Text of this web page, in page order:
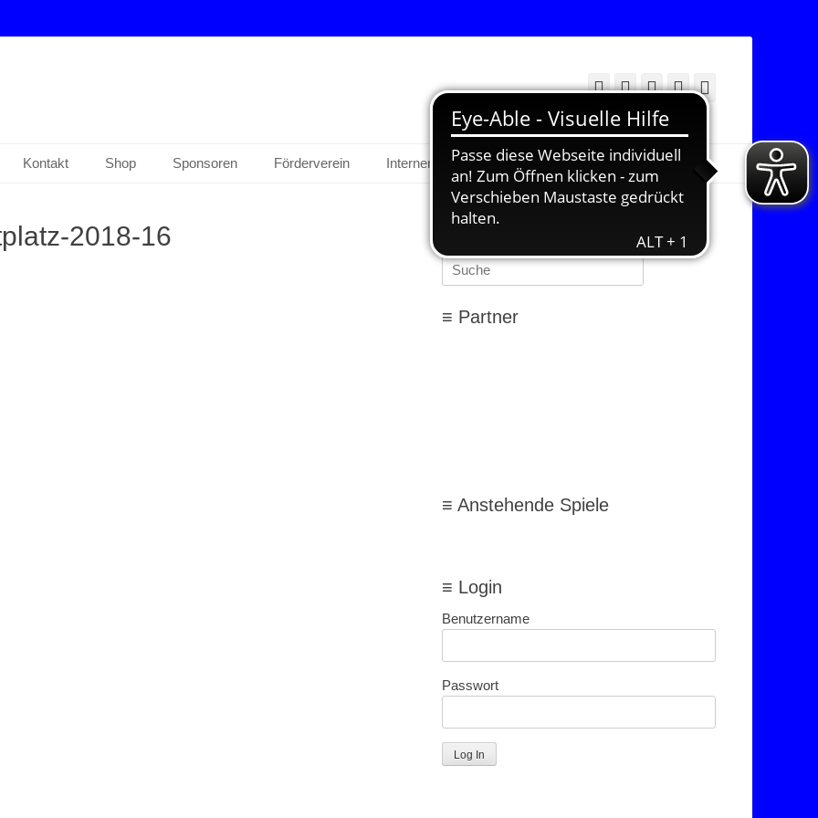
e. V. Facebook
Twitter
E- YouTube
Kontakt Shop Sponsoren Förderverein Interner Bereich
Suchen
2018-16
Suchen
nach:
≡ Partner
≡ Anstehende Spiele
≡ Login
Benutzername
Passwort